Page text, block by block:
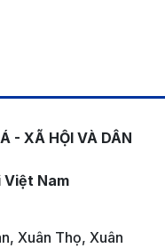
thời
- XÃ HỘI VÀ DÂN
Nam
Xuân Thọ, Xuân